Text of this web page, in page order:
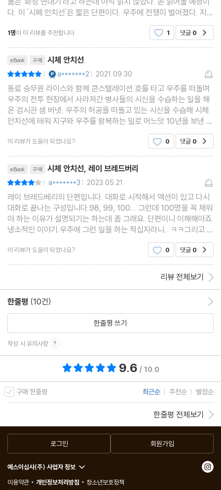
다. 이 '시페 안치선'은 짧은 단편이다. 우주에 전쟁이 벌어졌다. 지구
인과 화성인, 그리고 금성인이 전쟁을 하고 수많은 희생자들이 생긴
다. 우주에 떠다니는 시체를 수습하여 지
1명이 이 리뷰를 추천합니다. 1 댓글 0
eBook 구매 시체 안치선
| a*******2 | 2021.09.30
동료 승무원 라이스와 함께 콘스텔레이션 호를 타고 우주를 떠돌며
우주의 전투 현장에서 사라져간 병사들의 시신을 수습하는 일을 해
온 검시관 샘 버넷. 우주의 허공을 떠돌고 있는 시신을 수습해 시체
안치선에 태워 지구와 우주를 왕복하는 일로 어느덧 10년을 보낸 버
넷은 자신이 하는 일에 깊은 회의와 절망을 느끼고 의미 있는 삶을
살아가고 싶다는 생각 끝에 이번 운항이 자신의
이 리뷰가 도움이 되었나요? 0 댓글 0
eBook 구매 시체 안치선, 레이 브레드버리
| a*******3 | 2023.05.21
레이 브레드베리의 단편입니다. 대화로 시작해서 액션이 있고 다시
대화로 끝나는 구성입니다.98, 99, 100... 그런데 100명을 꼭 채워
야 하는 이유가 설명되기는 하는데 좀 그래요. 단편이니 이해해야죠.
냉소적인 이야기.우주에 그런 일을 하는 적십자라니.. ㅋㅋ그리고 3
년 동안 수많은 젊은이들의 죽음을 지켜보면서, 이제 전쟁을 자기 손
으로 끝내고 싶어한 선장의 이야기.. 라고 적
이 리뷰가 도움이 되었나요? 0 댓글 0
리뷰 전체보기
한줄평 (10건)
한줄평 쓰기
작성 시 유의사항
9.6 / 10.0
구매 한줄평 최근순 추천순 별점순
한줄평 전체보기
로그인 회원가입
예스이십사(주) 사업자 정보
이용약관
개인정보처리방침
청소년보호정책